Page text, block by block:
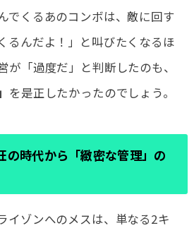
でくるあのコンボは、敵に回す
るんだよ！」と叫びたくなるほ
が「過度だ」と判断したのも、
を是正したかったのでしょう。
の時代から「緻密な管理」の
イゾンへのメスは、単なる2キ